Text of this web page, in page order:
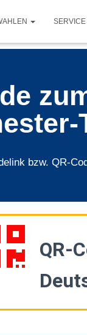
SERVICE
bzw. QR-
QR-